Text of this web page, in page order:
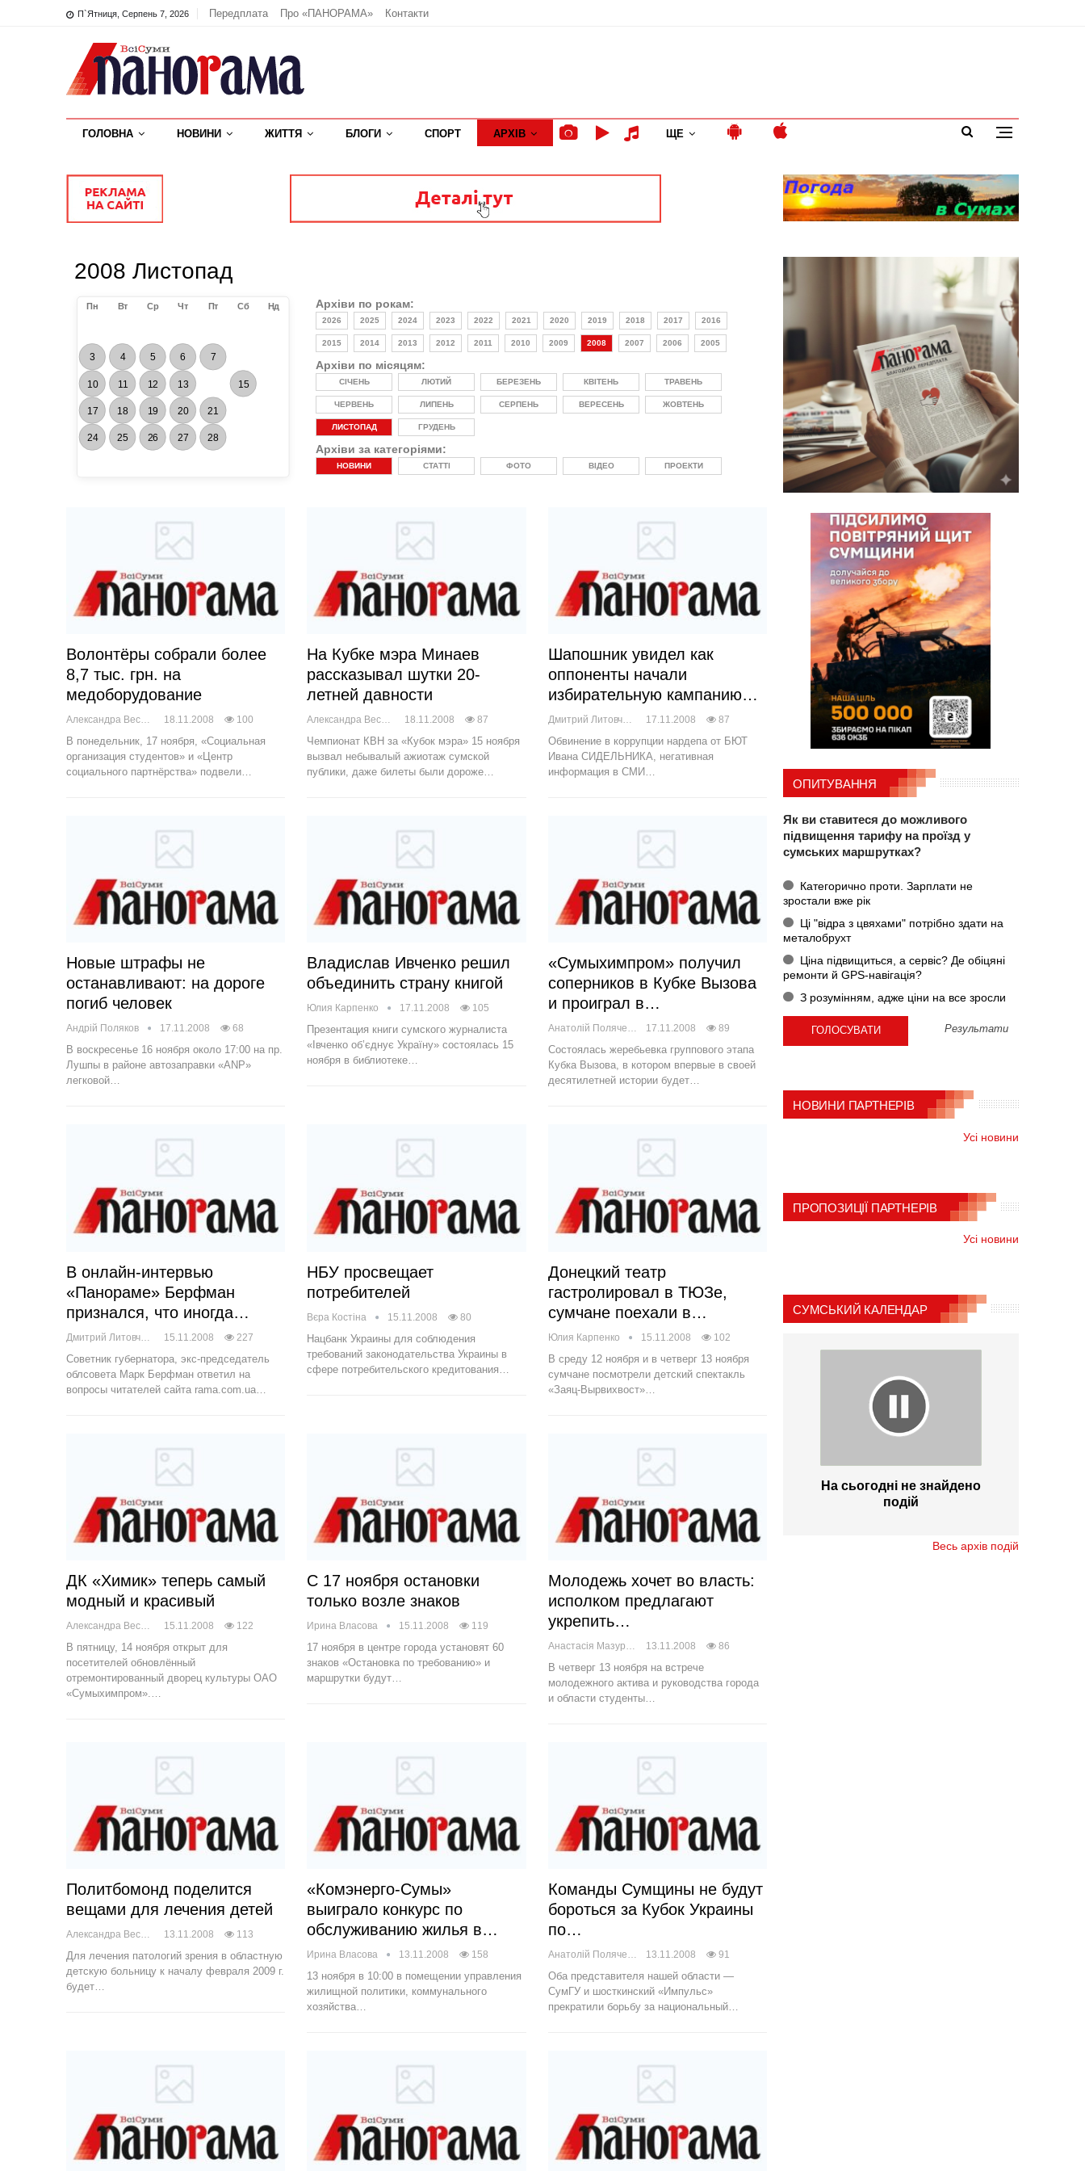
П`ятниця, Серпень 7, 2026 Передплата Про «ПАНОРАМА» Контакти
ГОЛОВНА НОВИНИ ЖИТТЯ БЛОГИ СПОРТ АРХІВ ЩЕ
2008 Листопад
Пн Вт Ср Чт Пт Сб Нд
3 4 5 6 7
10 11 12 13 15
17 18 19 20 21
24 25 26 27 28
Архіви по рокам:
2026 2025 2024 2023 2022 2021 2020 2019 2018 2017 2016
2015 2014 2013 2012 2011 2010 2009 2008 2007 2006 2005
Архіви по місяцям:
СІЧЕНЬ ЛЮТИЙ БЕРЕЗЕНЬ КВІТЕНЬ ТРАВЕНЬ
ЧЕРВЕНЬ ЛИПЕНЬ СЕРПЕНЬ ВЕРЕСЕНЬ ЖОВТЕНЬ
ЛИСТОПАД ГРУДЕНЬ
Архіви за категоріями:
НОВИНИ СТАТТІ ФОТО ВІДЕО ПРОЕКТИ
Волонтёры собрали более
8,7 тыс. грн. на
медоборудование
Александра Веснич 18.11.2008 100
В понедельник, 17 ноября, «Социальная
организация студентов» и «Центр
социального партнёрства» подвели…
На Кубке мэра Минаев
рассказывал шутки 20-
летней давности
Александра Веснич 18.11.2008 87
Чемпионат КВН за «Кубок мэра» 15 ноября
вызвал небывалый ажиотаж сумской
публики, даже билеты были дороже…
Шапошник увидел как
оппоненты начали
избирательную кампанию…
Дмитрий Литовченко 17.11.2008 87
Обвинение в коррупции нардепа от БЮТ
Ивана СИДЕЛЬНИКА, негативная
информация в СМИ…
Новые штрафы не
останавливают: на дороге
погиб человек
Андрій Поляков 17.11.2008 68
В воскресенье 16 ноября около 17:00 на пр.
Лушпы в районе автозаправки «ANP»
легковой…
Владислав Ивченко решил
объединить страну книгой
Юлия Карпенко 17.11.2008 105
Презентация книги сумского журналиста
«Івченко об’єднує Україну» состоялась 15
ноября в библиотеке…
«Сумыхимпром» получил
соперников в Кубке Вызова
и проиграл в…
Анатолій Поляченко 17.11.2008 89
Состоялась жеребьевка группового этапа
Кубка Вызова, в котором впервые в своей
десятилетней истории будет…
В онлайн-интервью
«Панораме» Берфман
признался, что иногда…
15.11.2008 227
Советник губернатора, экс-председатель
облсовета Марк Берфман ответил на
вопросы читателей сайта rama.com.ua…
НБУ просвещает
потребителей
Вєра Костіна 15.11.2008 80
Нацбанк Украины для соблюдения
требований законодательства Украины в
сфере потребительского кредитования…
Донецкий театр
гастролировал в ТЮЗе,
сумчане поехали в…
Юлия Карпенко 15.11.2008 102
В среду 12 ноября и в четверг 13 ноября
сумчане посмотрели детский спектакль
«Заяц-Вырвихвост»…
ДК «Химик» теперь самый
модный и красивый
Александра Веснич 15.11.2008 122
В пятницу, 14 ноября открыт для
посетителей обновлённый
отремонтированный дворец культуры ОАО
«Сумыхимпром».…
С 17 ноября остановки
только возле знаков
Ирина Власова 15.11.2008 119
17 ноября в центре города установят 60
знаков «Остановка по требованию» и
маршрутки будут…
Молодежь хочет во власть:
исполком предлагают
укрепить…
Анастасія Мазур 13.11.2008 86
В четверг 13 ноября на встрече
молодежного актива и руководства города
и области студенты…
Политбомонд поделится
вещами для лечения детей
Александра Веснич 13.11.2008 113
Для лечения патологий зрения в областную
детскую больницу к началу февраля 2009 г.
будет…
«Комэнерго-Сумы»
выиграло конкурс по
обслуживанию жилья в…
Ирина Власова 13.11.2008 158
13 ноября в 10:00 в помещении управления
жилищной политики, коммунального
хозяйства…
Команды Сумщины не будут
бороться за Кубок Украины
по…
Анатолій Поляченко 13.11.2008 91
Оба представителя нашей области —
СумГУ и шосткинский «Импульс»
прекратили борьбу за национальный…
ОПИТУВАННЯ
Як ви ставитеся до можливого
підвищення тарифу на проїзд у
сумських маршрутках?
Категорично проти. Зарплати не
зростали вже рік
Ці "відра з цвяхами" потрібно здати на
металобрухт
Ціна підвищиться, а сервіс? Де обіцяні
ремонти й GPS-навігація?
З розумінням, адже ціни на все зросли
Результати
НОВИНИ ПАРТНЕРІВ
Усі новини
ПРОПОЗИЦІЇ ПАРТНЕРІВ
Усі новини
СУМСЬКИЙ КАЛЕНДАР
На сьогодні не знайдено
подій
Весь архів подій